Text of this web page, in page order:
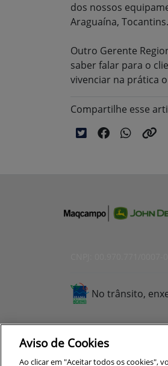
dos nossos
Araguaína, Tocantins.
Outro Gerente
saber falar para o
vivenciar na prática
Compartilhe esse
No trânsito,
Para
Aviso de Cookies
Ao clicar em "Aceitar todos os cookies",